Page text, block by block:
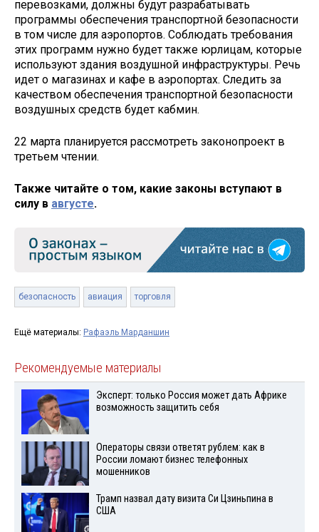
перевозками, должны будут разрабатывать
программы обеспечения транспортной безопасности
в том числе для аэропортов. Соблюдать требования
этих программ нужно будет также юрлицам, которые
используют здания воздушной инфраструктуры. Речь
идет о магазинах и кафе в аэропортах. Следить за
качеством обеспечения транспортной безопасности
воздушных средств будет кабмин.
22 марта планируется рассмотреть законопроект в
третьем чтении.
Также читайте о том, какие законы вступают в
силу в августе.
безопасность авиация торговля
Ещё материалы: Рафаэль Марданшин
Рекомендуемые материалы
Эксперт: только Россия может дать Африке
возможность защитить себя
Операторы связи ответят рублем: как в
России ломают бизнес телефонных
мошенников
Трамп назвал дату визита Си Цзиньпина в
США